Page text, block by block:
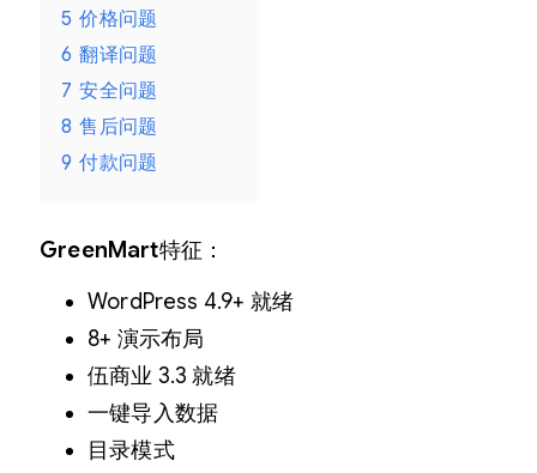
S
5 价格问题
6 翻译问题
7 安全问题
8 售后问题
9 付款问题
GreenMart特征：
WordPress 4.9+ 就绪
8+ 演示布局
伍商业 3.3 就绪
一键导入数据
目录模式